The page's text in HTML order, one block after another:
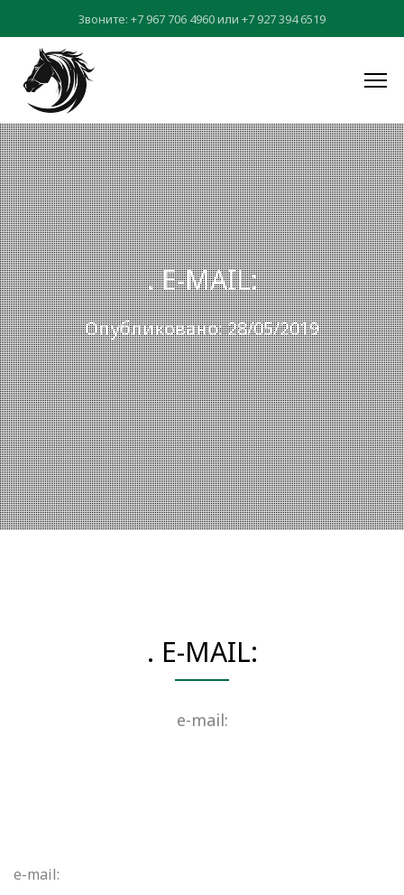
Звоните: +7 967 706 4960или +7 927 394 6519
. E-MAIL:
Опубликовано: 28/05/2019
. E-MAIL:
e-mail:
e-mail: